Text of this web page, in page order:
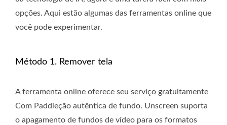
opções. Aqui estão algumas das ferramentas online que
você pode experimentar.
Método 1. Remover tela
A ferramenta online oferece seu serviço gratuitamente
Com Paddleção autêntica de fundo. Unscreen suporta
o apagamento de fundos de vídeo para os formatos